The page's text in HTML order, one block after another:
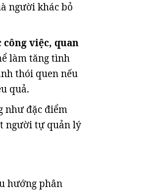
người khác bỏ
việc, quan
làm tăng tình
thói quen nếu
quả.
như đặc điểm
người tự quản lý
hướng phân